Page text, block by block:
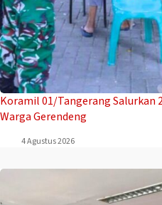
Koramil 01/Tangerang Salurkan
Warga Gerendeng
4 Agustus 2026